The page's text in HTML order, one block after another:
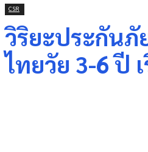
CSR
วิริยะประกัน
ไทยวัย 3-6 ปี